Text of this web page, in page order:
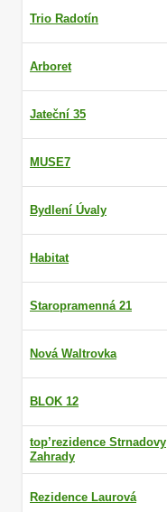
Trio Radotín
Arboret
Jateční 35
MUSE7
Bydlení Úvaly
Habitat
Staropramenná 21
Nová Waltrovka
BLOK 12
top’rezidence Strnadovy
Zahrady
Rezidence Laurová